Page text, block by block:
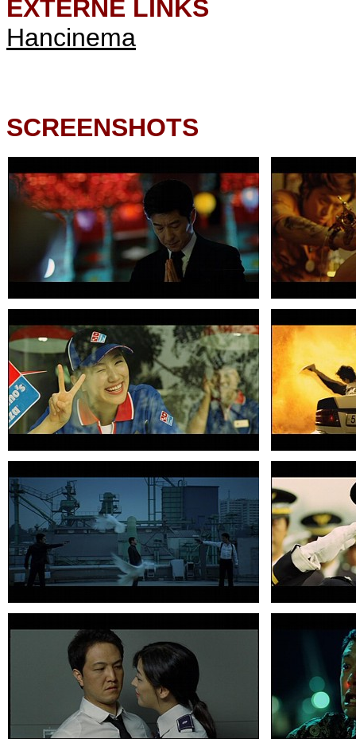
EXTERNE LINKS
Hancinema
SCREENSHOTS